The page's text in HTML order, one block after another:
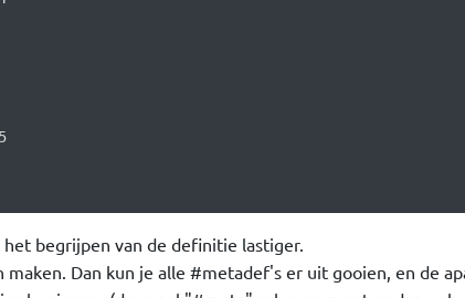
begrijpen van de definitie lastiger.
Dan kun je alle #metadef's er uit gooien, en de